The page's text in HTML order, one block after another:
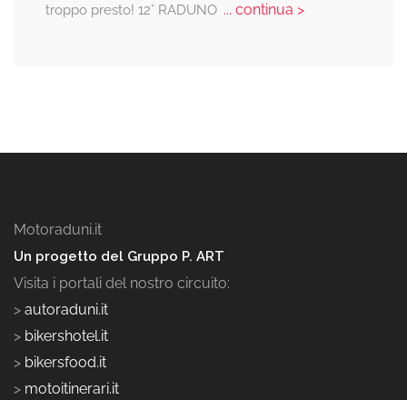
troppo presto! 12° RADUNO... continua >
Motoraduni.it
Un progetto del Gruppo P. ART
Visita i portali del nostro circuito:
> autoraduni.it
> bikershotel.it
> bikersfood.it
> motoitinerari.it